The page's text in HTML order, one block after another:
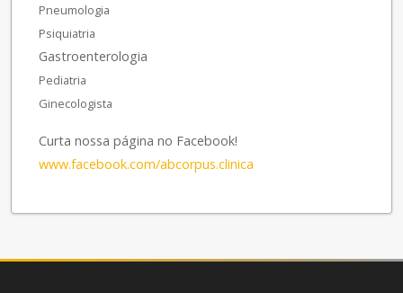
Pneumologia
Psiquiatria
Gastroenterologia
Pediatria
Ginecologista
Curta nossa página no Facebook!
www.facebook.com/abcorpus.clinica